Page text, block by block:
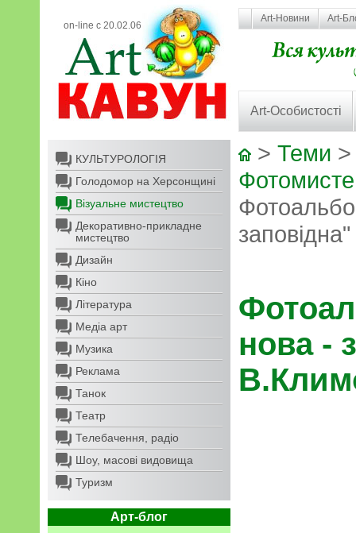
on-line с 20.02.06
Art-Новини Art-
Art-Особистості
КУЛЬТУРОЛОГІЯ
Голодомор на Херсонщині
Візуальне мистецтво
Декоративно-прикладне
мистецтво
Дизайн
Кіно
Література
Медіа арт
Музика
Реклама
Танок
Театр
Телебачення, радіо
Шоу, масові видовища
Туризм
Арт-блог
> Теми
нова -